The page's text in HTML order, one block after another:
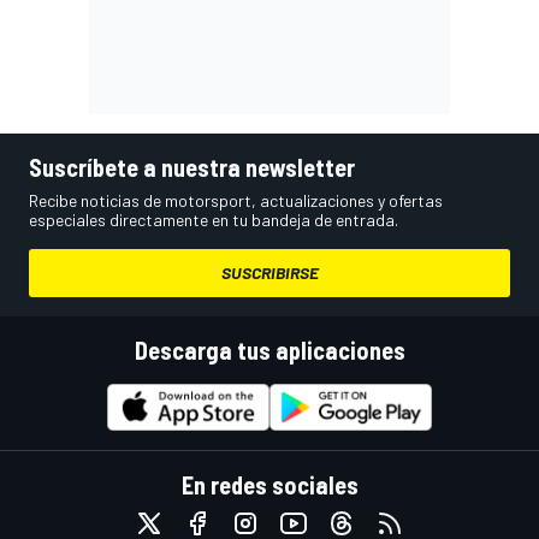
Suscríbete a nuestra newsletter
Recibe noticias de motorsport, actualizaciones y ofertas
especiales directamente en tu bandeja de entrada.
SUSCRIBIRSE
Descarga tus aplicaciones
En redes sociales